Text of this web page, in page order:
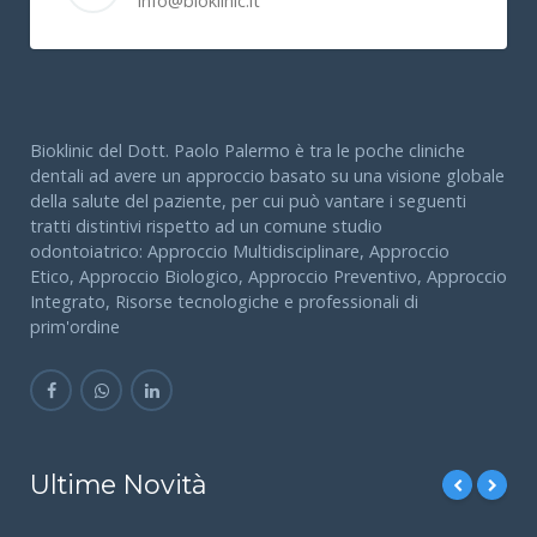
Chirurgia pre-protesica
La Chirurgia pre-protesica consente di eliminare e/o
Vengono utilizzate membrane ed innesti di osso del
paziente o materiale sintetico biocompatibile.
Chirurgia Mucogengivale
La Chirurgia Mucogengivale consente di ridurre o
eliminare gli inestetismi causati da recessioni della
gengiva. La recessione gengivale determina un
migramento in direzione apicale (verso la radice del
dente) della gengiva e un “allungamento” della
orale circostante: ciò costituisce una problematica
Bioklinic del Dott. Paolo Palermo è tra le poche cliniche
dentali ad avere un approccio basato su una visione globale
della salute del paziente, per cui può vantare i seguenti
tratti distintivi rispetto ad un comune studio
odontoiatrico: Approccio Multidisciplinare, Approccio
Etico, Approccio Biologico, Approccio Preventivo, Approccio
Integrato, Risorse tecnologiche e professionali di
prim'ordine
Ultime Novità